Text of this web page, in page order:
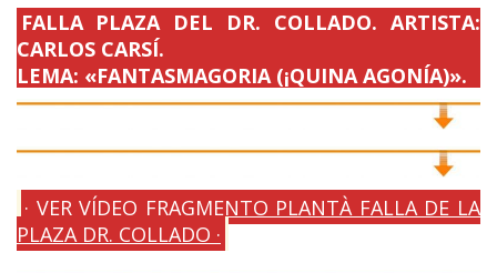
FALLA PLAZA DEL DR. COLLADO. ARTISTA:
CARLOS CARSÍ.
LEMA: «FANTASMAGORIA (¡QUINA AGONÍA)».
· VER VÍDEO FRAGMENTO PLANTÀ FALLA DE LA
PLAZA DR. COLLADO ·